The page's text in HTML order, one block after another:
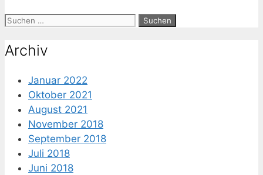
Suche
Archiv
Januar 2022
Oktober 2021
August 2021
November 2018
September 2018
Juli 2018
Juni 2018